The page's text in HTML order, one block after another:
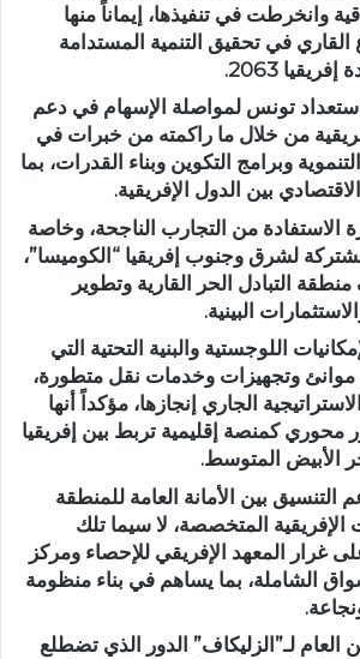
وانخرطت في تنفيذها، إيماناً منها
القاري في تحقيق التنمية المستدامة
2063.
تونس لمواصلة الإسهام في دعم
من خلال ما راكمته من خبرات في
وبرامج التكوين وبناء القدرات، بما
بين الدول الإفريقية.
من التجارب الناجحة، وخاصة
لشرق وجنوب إفريقيا “الكوميسا”،
التبادل الحر القارية وتطوير
البينية.
اللوجستية والبنية التحتية التي
موانئ وتجهيزات وخدمات نقل متطورة،
الجاري إنجازها، مؤكداً أنها
محوري كمنصة إقليمية تربط بين إفريقيا
الأبيض المتوسط.
التنسيق بين الأمانة العامة للمنطقة
المتخصصة، لا سيما تلك
غرار المعهد الإفريقي للإحصاء ومركز
الشاملة، بما يساهم في بناء منظومة
العام لـ”الزليكاف” الدور الذي تضطلع